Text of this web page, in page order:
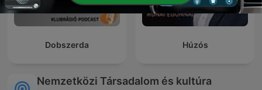
Dobszerda Húzós
Nemzetközi Társadalom és kultúra